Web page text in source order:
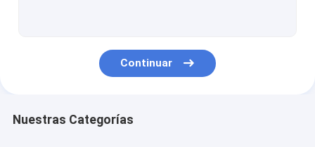
Continuar
Nuestras Categorías